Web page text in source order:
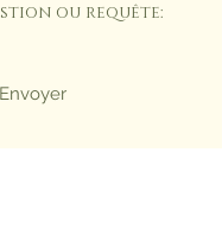
ou requête:
Envoyer